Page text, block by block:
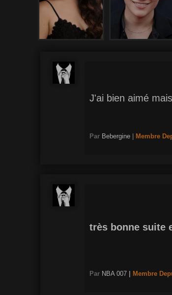
J'ai bien aimé
Par Bebergine Membre
très bonne suite
Par NBA 007 Membre